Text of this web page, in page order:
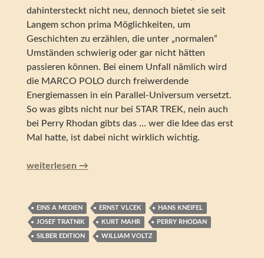
dahintersteckt nicht neu, dennoch bietet sie seit
Langem schon prima Möglichkeiten, um
Geschichten zu erzählen, die unter „normalen“
Umständen schwierig oder gar nicht hätten
passieren können. Bei einem Unfall nämlich wird
die MARCO POLO durch freiwerdende
Energiemassen in ein Parallel-Universum versetzt.
So was gibts nicht nur bei STAR TREK, nein auch
bei Perry Rhodan gibts das … wer die Idee das erst
Mal hatte, ist dabei nicht wirklich wichtig.
Perry Rhodan – Anti-Universum (Silber Edition 68)
weiterlesen →
EINS A MEDIEN ERNST VLCEK HANS KNEIFEL
JOSEF TRATNIK KURT MAHR PERRY RHODAN
SILBER EDITION WILLIAM VOLTZ